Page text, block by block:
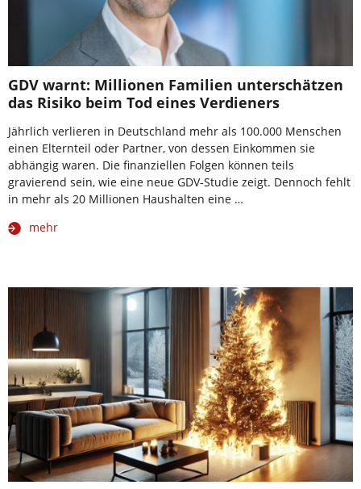
GDV warnt: Millionen Familien unterschätzen
das Risiko beim Tod eines Verdieners
Jährlich verlieren in Deutschland mehr als 100.000 Menschen
einen Elternteil oder Partner, von dessen Einkommen sie
abhängig waren. Die finanziellen Folgen können teils
gravierend sein, wie eine neue GDV-Studie zeigt. Dennoch fehlt
in mehr als 20 Millionen Haushalten eine …
mehr